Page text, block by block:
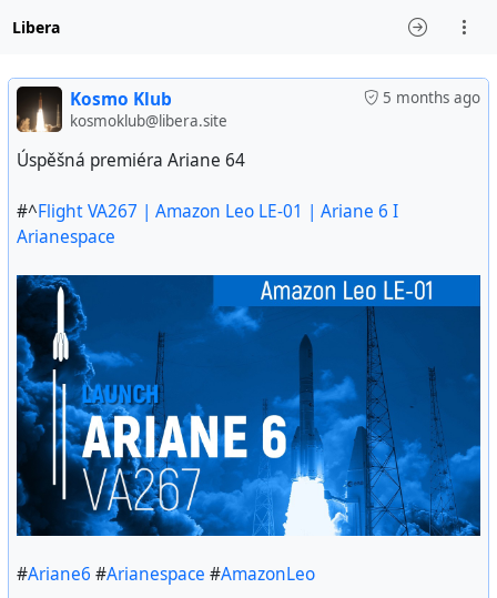
Libera
5 months ago
Kosmo Klub
kosmoklub@libera.site
Úspěšná premiéra Ariane 64
#^Flight VA267 | Amazon Leo LE-01 | Ariane 6 I
Arianespace
#Ariane6 #Arianespace #AmazonLeo